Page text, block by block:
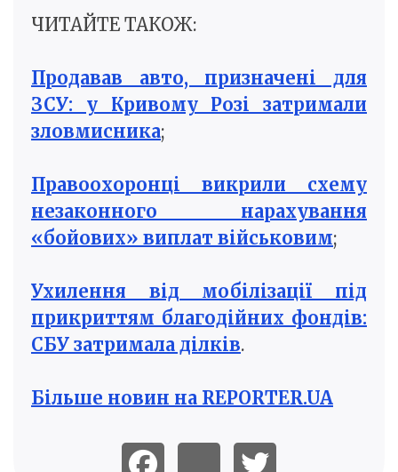
ЧИТАЙТЕ ТАКОЖ:
Продавав авто, призначені для
ЗСУ: у Кривому Розі затримали
зловмисника;
Правоохоронці викрили схему
незаконного нарахування
«бойових» виплат військовим;
Ухилення від мобілізації під
прикриттям благодійних фондів:
СБУ затримала ділків.
Більше новин на REPORTER.UA